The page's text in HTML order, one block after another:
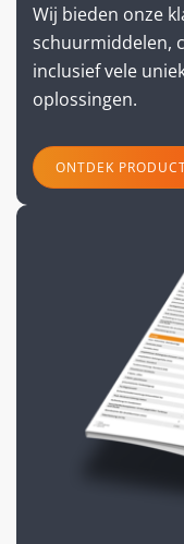
Wij bieden onze
schuurmiddelen,
inclusief vele
oplossingen.
ONTDEK